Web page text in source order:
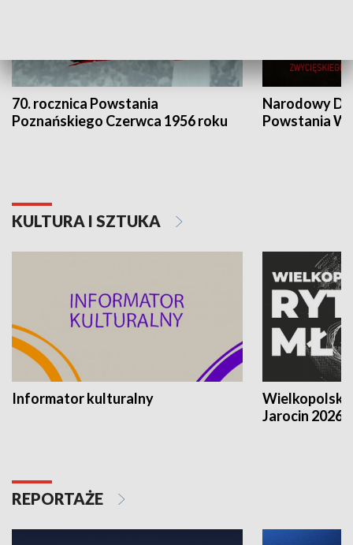
70. rocznica Powstania
Poznańskiego Czerwca 1956 roku
Narodowy
Powstania
KULTURA I SZTUKA
Informator kulturalny
Jarocin 2026
REPORTAŻE